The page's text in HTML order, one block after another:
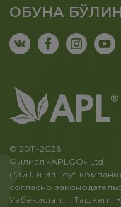
ОБУНА
© 2011-2026
Филиал «APLGO» Ltd.
("Эй Пи Эл Гоу"
согласно
Узбекистан, г.